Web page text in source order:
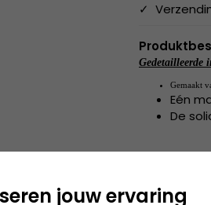
✓
Gedetailleerde
Gemaakt
Eén
De
Gemaakt
Maattabel: de
jouw ervaring